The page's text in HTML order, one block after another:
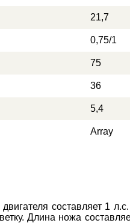
21,7
0,75/1
75
36
5,4
Array
составляет 1
Длина ножа